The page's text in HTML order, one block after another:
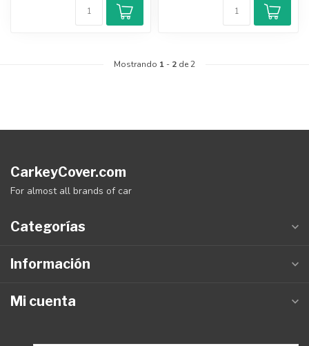
Mostrando 1 - 2 de 2
CarkeyCover.com
For almost all brands of car
Categorías
Información
Mi cuenta